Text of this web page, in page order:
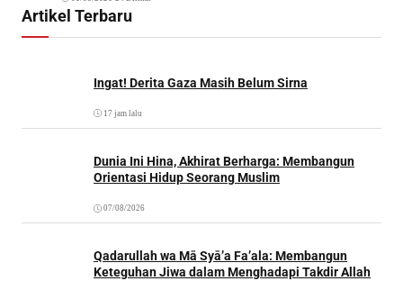
Artikel Terbaru
Ingat! Derita Gaza Masih Belum Sirna
17 jam lalu
Dunia Ini Hina, Akhirat Berharga: Membangun
Orientasi Hidup Seorang Muslim
07/08/2026
Qadarullah wa Mā Syā’a Fa’ala: Membangun
Keteguhan Jiwa dalam Menghadapi Takdir Allah